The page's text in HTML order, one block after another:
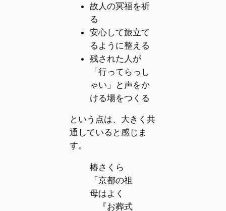
故人の冥福を祈
る
安心して旅立て
るように整える
残された人が
「行ってらっし
ゃい」と声をか
ける場をつくる
という点は、大きく共
通していると感じま
す。
椿さくら
「京都の祖
母はよく
『お葬式